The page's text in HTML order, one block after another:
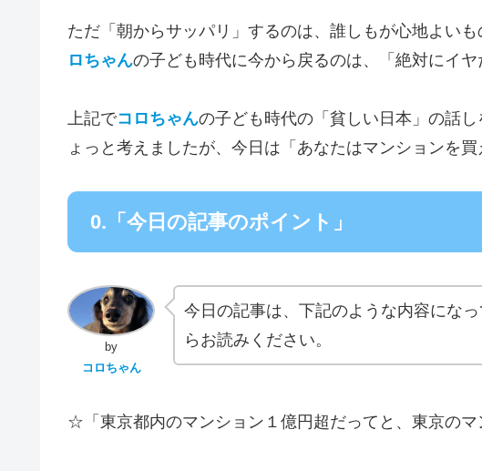
ただ「朝からサッパリ」するのは、誰しもが心地よい
ロちゃんの子ども時代に今から戻るのは、「絶対にイヤ
上記でコロちゃんの子ども時代の「貧しい日本」の話
ょっと考えましたが、今日は「あなたはマンションを
0.「今日の記事のポイント」
by
コロちゃん
今日の記事は、下記のような内容にな
らお読みください。
☆「東京都内のマンション１億円超だってと、東京のマ